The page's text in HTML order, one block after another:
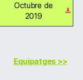
Octubre de
2019
Equipatges >>